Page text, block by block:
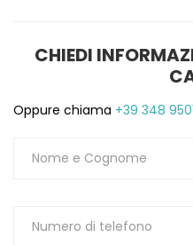
CHIEDI
Oppure chiama +39 348